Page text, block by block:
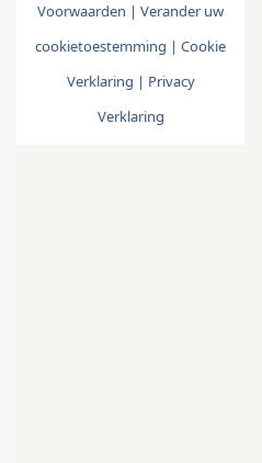
Voorwaarden | Verander uw
cookietoestemming | Cookie
Verklaring | Privacy
Verklaring